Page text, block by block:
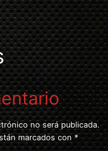
no será publicada.
marcados con*